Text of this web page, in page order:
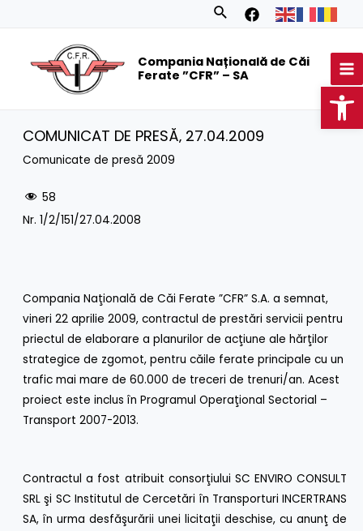
Search
Compania Națională de Căi
Ferate ”CFR” – SA
COMUNICAT DE PRESĂ‚ 27.04.2009
Comunicate de presă 2009
58
Nr. 1/2/151/27.04.2008
Compania Naţională de Căi Ferate ”CFR” S.A. a semnat,
vineri 22 aprilie 2009, contractul de prestări servicii pentru
priectul de elaborare a planurilor de acţiune ale hărţilor
strategice de zgomot, pentru căile ferate principale cu un
trafic mai mare de 60.000 de treceri de trenuri/an. Acest
proiect este inclus în Programul Operaţional Sectorial –
Transport 2007-2013.
Contractul a fost atribuit consorţiului SC ENVIRO CONSULT
SRL şi SC Institutul de Cercetări în Transporturi INCERTRANS
SA, în urma desfăşurării unei licitaţii deschise, cu anunţ de